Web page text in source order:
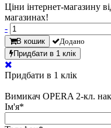
Ціни інтернет-магазину
магазинах!
-
В кошик
Додано
Придбати в 1 клік
Придбати в 1 клік
Вимикач OPERA 2-кл.
Ім'я*